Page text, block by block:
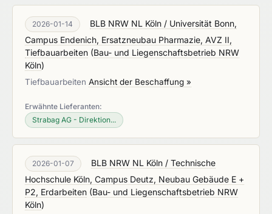
2026-01-14
BLB NRW NL Köln / Universität Bonn,
Campus Endenich, Ersatzneubau Pharmazie, AVZ II,
Tiefbauarbeiten (Bau- und Liegenschaftsbetrieb NRW
Köln)
Tiefbauarbeiten Ansicht der Beschaffung »
Erwähnte Lieferanten:
Strabag AG - Direktion...
2026-01-07
BLB NRW NL Köln / Technische
Hochschule Köln, Campus Deutz, Neubau Gebäude E +
P2, Erdarbeiten (Bau- und Liegenschaftsbetrieb NRW
Köln)